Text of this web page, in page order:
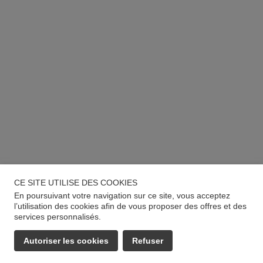
CE SITE UTILISE DES COOKIES
En poursuivant votre navigation sur ce site, vous acceptez
l’utilisation des cookies afin de vous proposer des offres et des
services personnalisés.
Autoriser les cookies Refuser